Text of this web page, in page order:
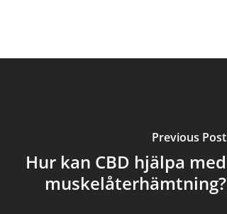
Previous Post
Hur kan CBD hjälpa med
muskelåterhämtning?